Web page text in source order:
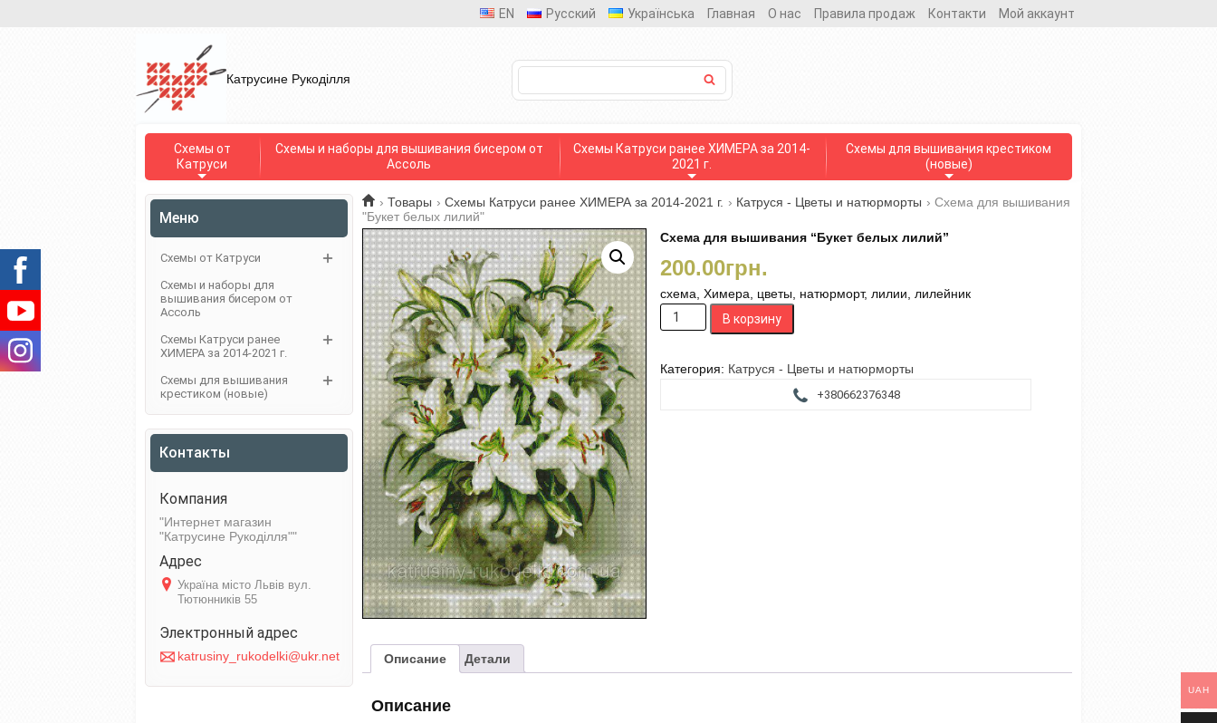
EN Русский Українська Главная О нас Правила продаж Контакти Мой аккаунт
Катрусине Рукоділля
Схемы от
Катруси
Схемы и наборы для вышивания бисером от
Ассоль
Схемы Катруси ранее ХИМЕРА за 2014-
2021 г.
Схемы для вышивания крестиком
(новые)
› Товары › Схемы Катруси ранее ХИМЕРА за 2014-2021 г. › Катруся - Цветы и натюрморты › Схема для вышивания
"Букет белых лилий"
Схема для вышивания “Букет белых лилий”
200.00грн.
схема, Химера, цветы, натюрморт, лилии, лилейник
Количество
товара
для
В корзину
Категория: Катруся - Цветы и натюрморты
+380662376348
Описание Детали
Описание
Меню
Схемы от Катруси
Схемы и наборы для
вышивания бисером от
Ассоль
Схемы Катруси ранее
ХИМЕРА за 2014-2021 г.
Схемы для вышивания
крестиком (новые)
Контакты
Интернет магазин
"Катрусине Рукоділля"
Україна місто Львів вул.
Тютюнників 55
katrusiny_rukodelki@ukr.net
UAH